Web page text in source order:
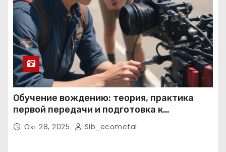
Обучение вождению: теория, практика
первой передачи и подготовка к
экзаменам
Окт 28, 2025 Sib_ecometal